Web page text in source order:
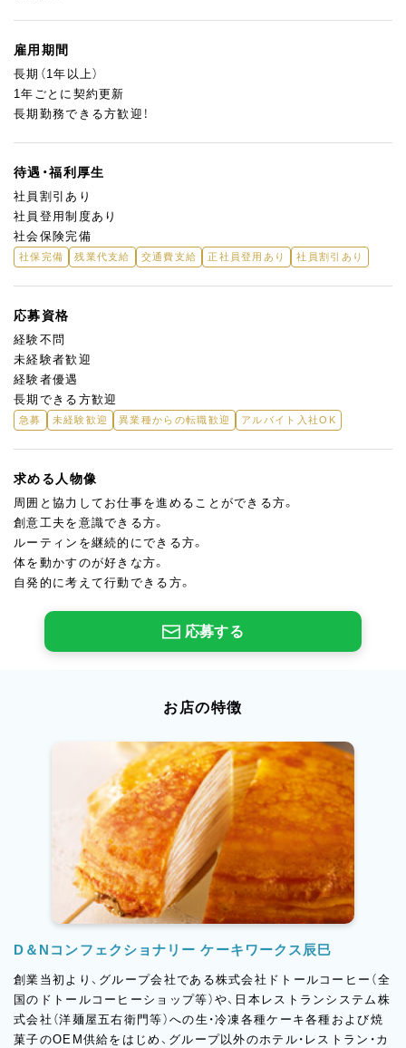
雇用期間
長期（1年以上）
1年ごとに契約更新
長期勤務できる方歓迎！
待遇・福利厚生
社員割引あり
社員登用制度あり
社会保険完備
社保完備 残業代支給 交通費支給 正社員登用あり 社員割引あり
応募資格
経験不問
未経験者歓迎
経験者優遇
長期できる方歓迎
急募 未経験歓迎 異業種からの転職歓迎 アルバイト入社OK
求める人物像
周囲と協力してお仕事を進めることができる方。
創意工夫を意識できる方。
ルーティンを継続的にできる方。
体を動かすのが好きな方。
自発的に考えて行動できる方。
応募する
お店の特徴
D＆Nコンフェクショナリー ケーキワークス辰巳
創業当初より、グループ会社である株式会社ドトールコーヒー（全
国のドトールコーヒーショップ等）や、日本レストランシステム株
式会社（洋麺屋五右衛門等）への生・冷凍各種ケーキ各種および焼
菓子のOEM供給をはじめ、グループ以外のホテル・レストラン・カ